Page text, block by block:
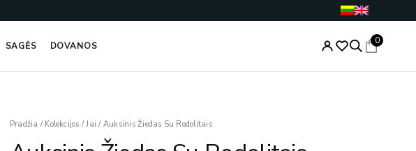
SAGĖS DOVANOS 0
Pradžia / Kolekcijos / Jai /Auksinis Žiedas Su Rodolitais
Original
price
Current
produkto